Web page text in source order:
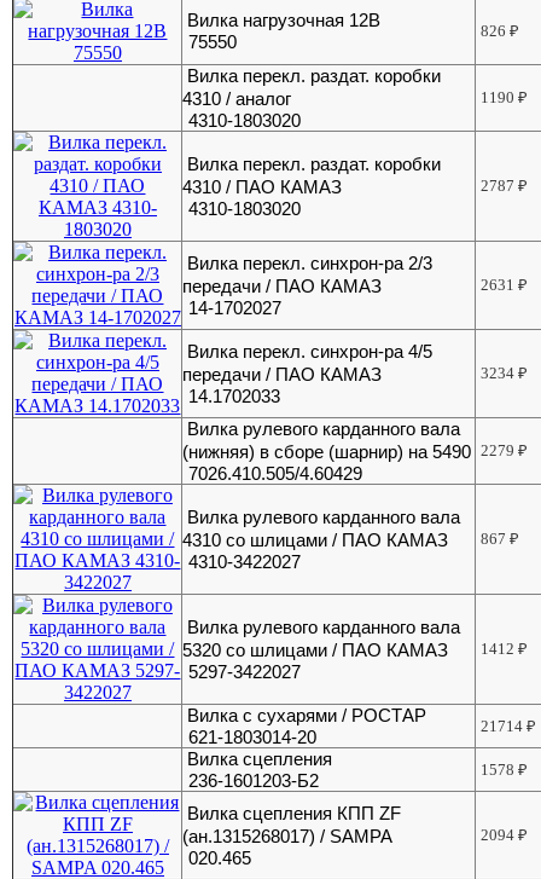
Вилка нагрузочная 12В
75550
826₽
Вилка перекл. раздат. коробки
4310 / аналог
4310-1803020
1190₽
Вилка перекл. раздат. коробки
4310 / ПАО КАМАЗ
4310-1803020
2787₽
Вилка перекл. синхрон-ра 2/3
передачи / ПАО КАМАЗ
14-1702027
2631₽
Вилка перекл. синхрон-ра 4/5
передачи / ПАО КАМАЗ
14.1702033
3234₽
Вилка рулевого карданного вала
(нижняя) в сборе (шарнир) на 5490
7026.410.505/4.60429
2279₽
Вилка рулевого карданного вала
4310 со шлицами / ПАО КАМАЗ
4310-3422027
867₽
Вилка рулевого карданного вала
5320 со шлицами / ПАО КАМАЗ
5297-3422027
1412₽
Вилка с сухарями / РОСТАР
621-1803014-20
21714₽
Вилка сцепления
236-1601203-Б2
1578₽
Вилка сцепления КПП ZF
(ан.1315268017) / SAMPA
020.465
2094₽